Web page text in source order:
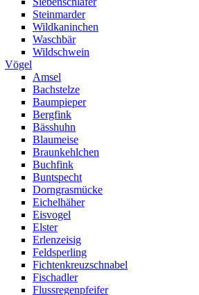
Steinmarder
Wildkaninchen
Waschbär
Wildschwein
Vögel
Amsel
Bachstelze
Baumpieper
Bergfink
Bässhuhn
Blaumeise
Braunkehlchen
Buchfink
Buntspecht
Dorngrasmücke
Eichelhäher
Eisvogel
Elster
Erlenzeisig
Feldsperling
Fichtenkreuzschnabel
Fischadler
Flussregenpfeifer